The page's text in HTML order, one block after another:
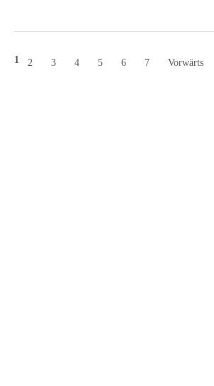
1
2 3 4 5 6 7 Vorwärts